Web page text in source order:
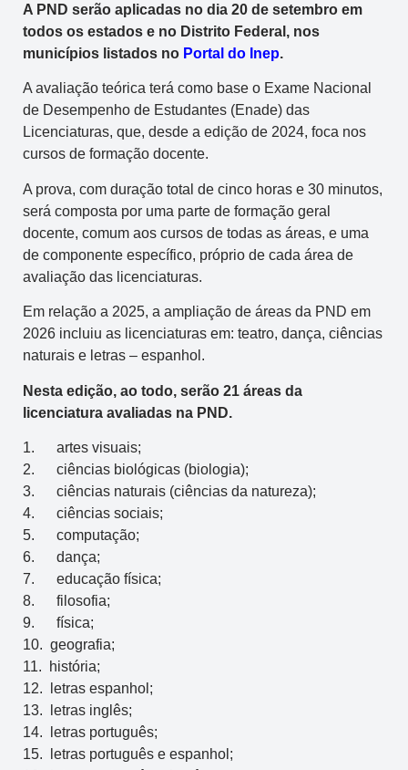
A PND serão aplicadas no dia 20 de setembro em
todos os estados e no Distrito Federal, nos
municípios listados no Portal do Inep.
A avaliação teórica terá como base o Exame Nacional
de Desempenho de Estudantes (Enade) das
Licenciaturas, que, desde a edição de 2024, foca nos
cursos de formação docente.
A prova, com duração total de cinco horas e 30 minutos,
será composta por uma parte de formação geral
docente, comum aos cursos de todas as áreas, e uma
de componente específico, próprio de cada área de
avaliação das licenciaturas.
Em relação a 2025, a ampliação de áreas da PND em
2026 incluiu as licenciaturas em: teatro, dança, ciências
naturais e letras – espanhol.
Nesta edição, ao todo, serão 21 áreas da
licenciatura avaliadas na PND.
1. artes visuais;
2. ciências biológicas (biologia);
3. ciências naturais (ciências da natureza);
4. ciências sociais;
5. computação;
6. dança;
7. educação física;
8. filosofia;
9. física;
10. geografia;
11. história;
12. letras espanhol;
13. letras inglês;
14. letras português;
15. letras português e espanhol;